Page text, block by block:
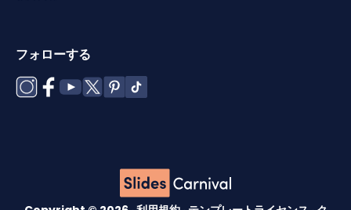
フォローする